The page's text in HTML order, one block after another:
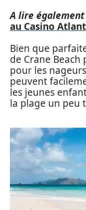
A lire
au Casino
Bien que
de Crane
pour les
peuvent
les jeunes
la plage un peu